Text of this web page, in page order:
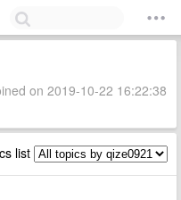
on 2019-10-22 16:22:38
list